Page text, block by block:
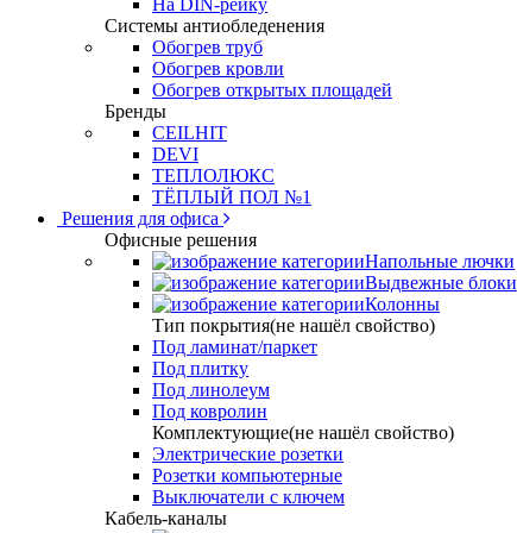
На DIN-рейку
Системы антиобледенения
Обогрев труб
Обогрев кровли
Обогрев открытых площадей
Бренды
CEILHIT
DEVI
ТЕПЛОЛЮКС
ТЁПЛЫЙ ПОЛ №1
Решения для офиса
Офисные решения
Напольные лючки
Выдвежные блоки
Колонны
Тип покрытия(не нашёл свойство)
Под ламинат/паркет
Под плитку
Под линолеум
Под ковролин
Комплектующие(не нашёл свойство)
Электрические розетки
Розетки компьютерные
Выключатели с ключем
Кабель-каналы